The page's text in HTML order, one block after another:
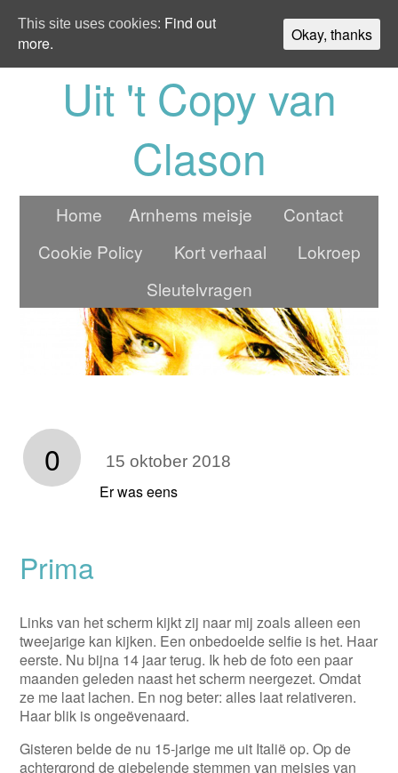
Uit 't Copy van
Clason
Home Arnhems meisje
Contact
Cookie Policy
Kort verhaal
Lokroep
Sleutelvragen
0 15 oktober 2018
Er was eens
Prima
Links van het scherm kijkt zij naar mij zoals alleen een
tweejarige kan kijken. Een onbedoelde selfie is het. Haar
eerste. Nu bijna 14 jaar terug. Ik heb de foto een paar
maanden geleden naast het scherm neergezet. Omdat
ze me laat lachen. En nog beter: alles laat relativeren.
Haar blik is ongeëvenaard.
Gisteren belde de nu 15-jarige me uit Italië op. Op de
achtergrond de giebelende stemmen van meisjes van
This site uses cookies: Find out
more.
Okay, thanks